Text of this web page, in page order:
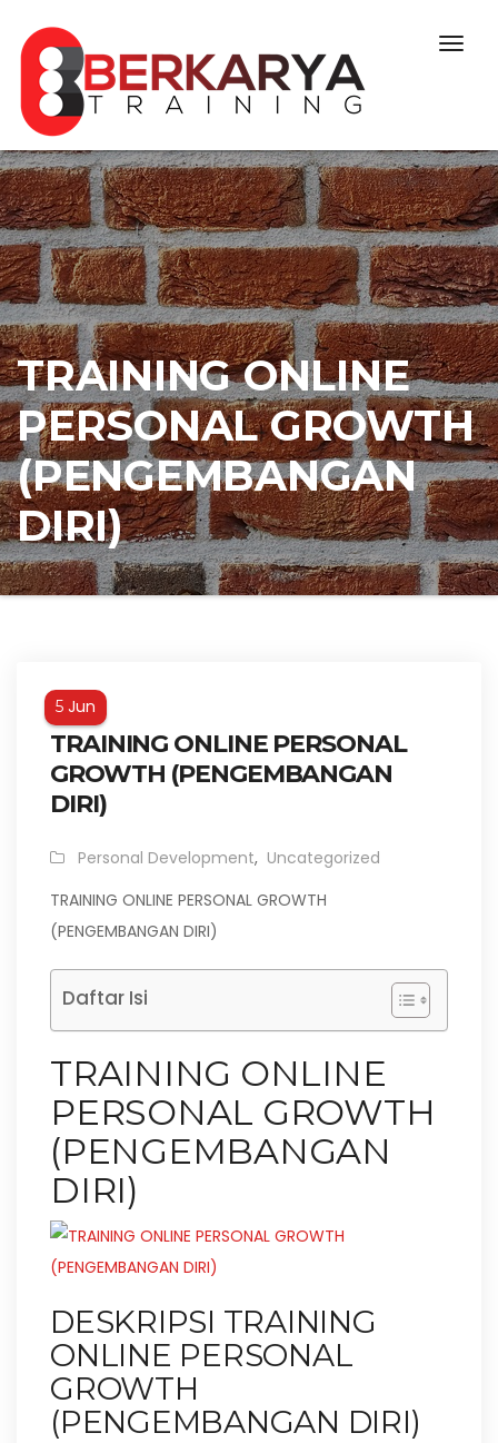
TRAINING ONLINE
PERSONAL GROWTH
(PENGEMBANGAN
DIRI)
5 Jun
TRAINING ONLINE PERSONAL
GROWTH (PENGEMBANGAN
DIRI)
Personal Development, Uncategorized
TRAINING ONLINE PERSONAL GROWTH
(PENGEMBANGAN DIRI)
Daftar Isi
TRAINING ONLINE
PERSONAL GROWTH
(PENGEMBANGAN
DIRI)
DESKRIPSI TRAINING
ONLINE PERSONAL
GROWTH
(PENGEMBANGAN DIRI)